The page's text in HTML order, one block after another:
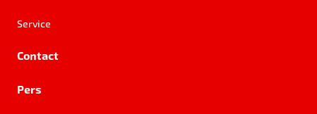
Service
Contact
Pers